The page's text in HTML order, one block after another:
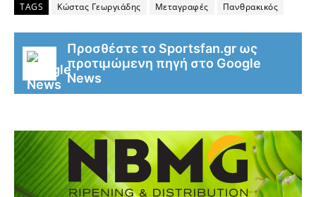
TAGS Κώστας Γεωργιάδης Μεταγραφές Πανθρακικός
Προσθέστε το Sportsfan.gr ως
προτιμώμενη πηγή στο Google
News